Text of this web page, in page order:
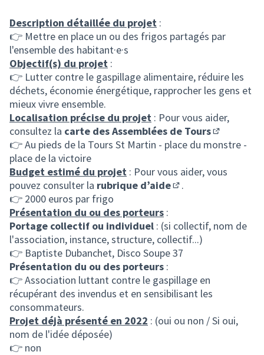
Description détaillée du projet :
👉 Mettre en place un ou des frigos partagés par
l'ensemble des habitant·e·s
Objectif(s) du projet :
👉 Lutter contre le gaspillage alimentaire, réduire les
déchets, économie énergétique, rapprocher les gens et
mieux vivre ensemble.
Localisation précise du projet : Pour vous aider,
consultez la carte des Assemblées de Tours
(S'ouvre
👉 Au pieds de la Tours St Martin - place du monstre -
place de la victoire
Budget estimé du projet : Pour vous aider, vous
pouvez consulter la rubrique d’aide
.
👉 2000 euros par frigo
Présentation du ou des porteurs :
Portage collectif ou individuel : (si collectif, nom de
l'association, instance, structure, collectif...)
👉 Baptiste Dubanchet, Disco Soupe 37
Présentation du ou des porteurs :
👉 Association luttant contre le gaspillage en
récupérant des invendus et en sensibilisant les
consommateurs.
Projet déjà présenté en 2022 : (oui ou non / Si oui,
nom de l'idée déposée)
👉 non